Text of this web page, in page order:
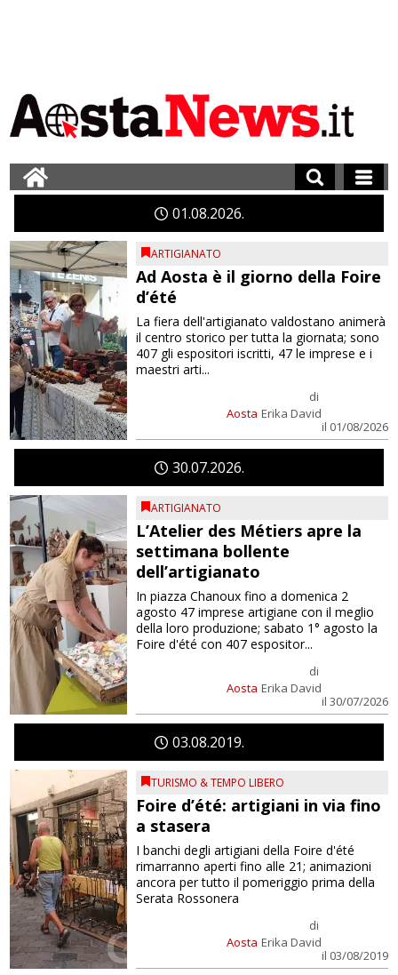
01 08 2026
ARTIGIANATO
Ad Aosta è il giorno della Foire
d’été
Aosta
di
Erika David
il 01/08/2026
La fiera dell'artigianato valdostano animerà
il centro storico per tutta la giornata; sono
407 gli espositori iscritti, 47 le imprese e i
maestri arti...
3007 2026
ARTIGIANATO
L’Atelier des Métiers apre la
settimana bollente
dell’artigianato
Aosta
di
Erika David
il 30/07/2026
In piazza Chanoux fino a domenica 2
agosto 47 imprese artigiane con il meglio
della loro produzione; sabato 1° agosto la
Foire d'été con 407 espositor...
0308 2019
TURISMO & TEMPO LIBERO
Foire d’été: artigiani in via fino
a stasera
Aosta
di
Erika David
il 03/08/2019
I banchi degli artigiani della Foire d'été
rimarranno aperti fino alle 21; animazioni
ancora per tutto il pomeriggio prima della
Serata Rossonera